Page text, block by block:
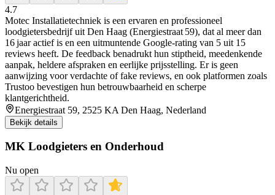
4.7
Motec Installatietechniek is een ervaren en professioneel
loodgietersbedrijf uit Den Haag (Energiestraat 59), dat al meer dan
16 jaar actief is en een uitmuntende Google-rating van 5 uit 15
reviews heeft. De feedback benadrukt hun stiptheid, meedenkende
aanpak, heldere afspraken en eerlijke prijsstelling. Er is geen
aanwijzing voor verdachte of fake reviews, en ook platformen zoals
Trustoo bevestigen hun betrouwbaarheid en scherpe
klantgerichtheid.
Energiestraat 59, 2525 KA Den Haag, Nederland
Bekijk details
MK Loodgieters en Onderhoud
Nu open